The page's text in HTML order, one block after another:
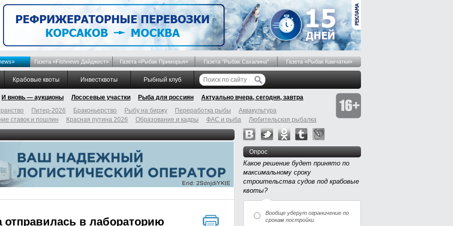
Газета «Fishnews Дайджест» Газета «Рыбак Приморья» Газета "Рыбак Сахалина" Газета «Рыбак Камчатки»
Крабовые квоты Инвестквоты Рыбный клуб
И вновь — аукционы Лососевые участки Рыба для россиян
Актуально вчера, сегодня, завтра
Питер-2026 Браконьерство Рыбу на биржу Переработка рыбы
Аквакультура
ставок и пошлин Красная путина 2026 Образование и кадры ФАС и рыба Любительская рыбалка
отправилась в лабораторию
Опрос
Какое решение будет принято по
максимальному сроку
строительства судов под крабовые
квоты?
Вообще уберут ограничение по
срокам постройки